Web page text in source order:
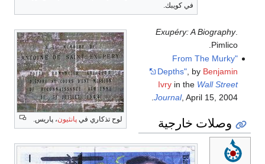
في كويبك.
لوح تذكاري في پانثيون، پاريس.
Exupéry: A Biography.
Pimlico.
"From The Murky
Depths", by Benjamin
Ivryin the Wall Street
Journal, April 15, 2004.
وصلات خارجية